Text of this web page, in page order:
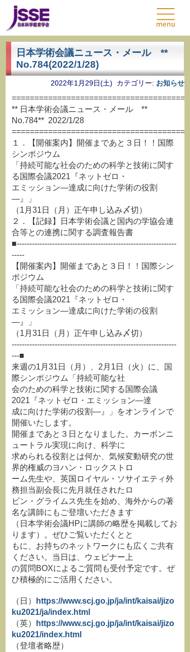
日本学術会議ニュース・メール **
No.784(2022/1/28)
2022年1月29日(土) カテゴリー: お知らせ
** 日本学術会議ニュース・メール **
No.784** 2022/1/28
１．【開催案内】開催まであと３日！！国際
シンポジウム
「持続可能な社会のための科学と技術に関す
る国際会議2021『ネットゼロ・
エミッション―達成に向けた学術の役割
―』」
（1月31日（月）正午申し込み〆切）
２．【記録】日本学術会議と国内の学協会連
合等との連携に関する調査報告書
■---------------------------------------------------------------
-----
【開催案内】開催まであと３日！！国際シン
ポジウム
「持続可能な社会のための科学と技術に関す
る国際会議2021『ネットゼロ・
エミッション―達成に向けた学術の役割
―』」
（1月31日（月）正午申し込み〆切）
-----------------------------------------------------------------
---■
来週の1月31日（月）、2月1日（火）に、国
際シンポジウム「持続可能な社
会のための科学と技術に関する国際会議
2021『ネットゼロ・エミッション―達
成に向けた学術の役割―』」をオンラインで
開催いたします。
開催まであと３日となりました。カーボンニ
ュートラル実現に向け、科学に
求められる役割とは何か、気候変動研究の世
界的権威のヨハン・ロックストロ
ーム先生や、英国ロイヤル・ソサイエティ外
務担当副会長に先月就任されたロ
ビン・グライムス先生を始め、海外からの著
名な講師にもご登壇いただきます
（日本学術会議HPに講師の略歴を掲載してお
ります）。ぜひご覧いただくとと
もに、お持ちのネットワークにも広くご共有
ください。当日は、ウェビナー上
の質問BOXによるご質問も受付予定です。ぜ
ひ積極的にご活用ください。
（日）
https://www.scj.go.jp/ja/int/kaisai/jizo
ku2021/ja/index.html
（英）
https://www.scj.go.jp/ja/int/kaisai/jizo
ku2021/index.html
（登壇者略歴）